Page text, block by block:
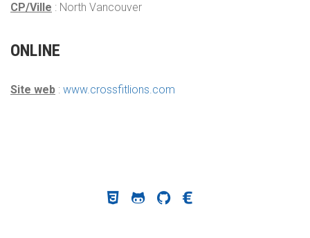
CP/Ville : North Vancouver
ONLINE
Site web : www.crossfitlions.com